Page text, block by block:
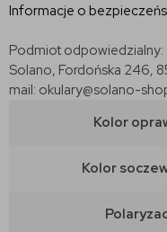
Informacje o
Podmiot odpowiedzialny:
Solano, Fordońska 246,
mail: okulary@solano-
Kolor
Kolor